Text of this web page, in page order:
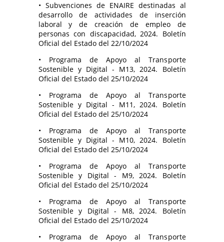
• Subvenciones de ENAIRE destinadas al
desarrollo de actividades de inserción
laboral y de creación de empleo de
personas con discapacidad, 2024. Boletín
Oficial del Estado del 22/10/2024
• Programa de Apoyo al Transporte
Sostenible y Digital - M13, 2024. Boletín
Oficial del Estado del 25/10/2024
• Programa de Apoyo al Transporte
Sostenible y Digital - M11, 2024. Boletín
Oficial del Estado del 25/10/2024
• Programa de Apoyo al Transporte
Sostenible y Digital - M10, 2024. Boletín
Oficial del Estado del 25/10/2024
• Programa de Apoyo al Transporte
Sostenible y Digital - M9, 2024. Boletín
Oficial del Estado del 25/10/2024
• Programa de Apoyo al Transporte
Sostenible y Digital - M8, 2024. Boletín
Oficial del Estado del 25/10/2024
• Programa de Apoyo al Transporte